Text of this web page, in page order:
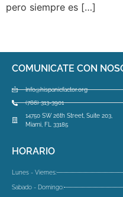
pero siempre es […]
COMUNICATE CON
Info@hispanicfactor.org
(786) 313-3901
14750 SW 26th Street, Suite 203,
Miami, FL 33185
HORARIO
Lunes - Viernes:
Sabado - Domingo: